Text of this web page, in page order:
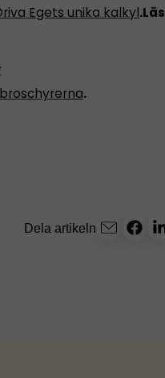
Egets unika kalkyl.Läs
.
Dela artikeln